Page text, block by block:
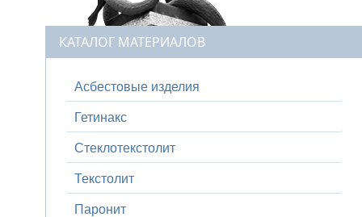
КАТАЛОГ МАТЕРИАЛОВ
Асбестовые изделия
Гетинакс
Стеклотекстолит
Текстолит
Паронит